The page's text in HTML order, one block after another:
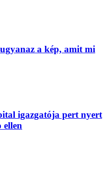
a kép, amit mi
igazgatója pert nyert
ellen